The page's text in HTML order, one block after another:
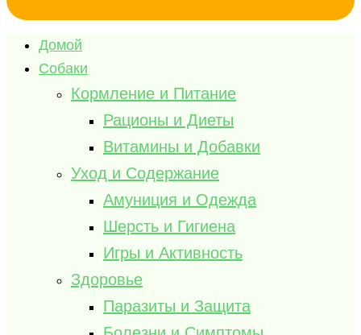
Домой
Собаки
Кормление и Питание
Рационы и Диеты
Витамины и Добавки
Уход и Содержание
Амуниция и Одежда
Шерсть и Гигиена
Игры и Активность
Здоровье
Паразиты и Защита